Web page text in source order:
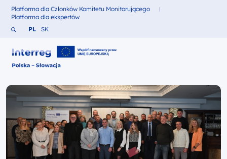
Fundusze dla
Platforma dla Członków Komitetu Monitorującego
Fundusze dla
Platforma dla ekspertów
Szukaj w serwisie
Zmień język na Polski
PL Zmień język na Słowacki
SK